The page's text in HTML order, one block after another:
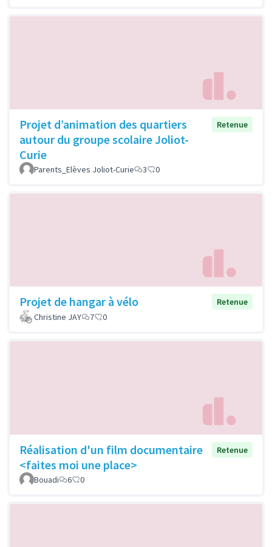
Projet d’animation des quartiers
autour du groupe scolaire Joliot-
Curie
Retenue
Parents_Elèves Joliot-Curie 3 0
Projet de hangar à vélo
Retenue
Christine JAY
7 0
Réalisation d'un film documentaire
<faites moi une place>
Retenue
Bouadi 6 0